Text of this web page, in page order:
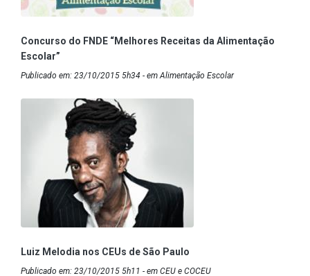
Concurso do FNDE “Melhores Receitas da Alimentação
Escolar”
Publicado em: 23/10/2015 5h34 - em Alimentação Escolar
Luiz Melodia nos CEUs de São Paulo
Publicado em: 23/10/2015 5h11 - em CEU e COCEU